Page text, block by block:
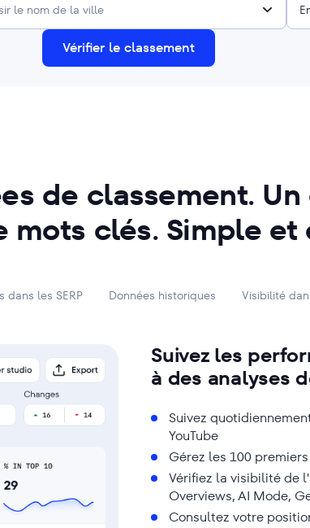
le nom de la ville
Vérifier le classement
de classement.
mots clés. Simple et
dans les SERP Données historiques Visibilité
Suivez les
à des analyses
Suivez
YouTube
Gérez les 100
Vérifiez la visibilité de
Overviews, AI Mode,
Consultez votre